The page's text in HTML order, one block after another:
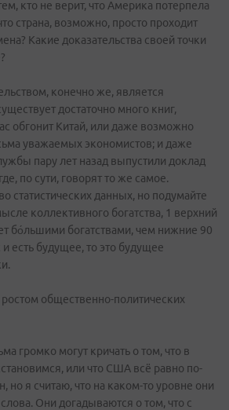
кто не верит, что Америка потерпела
страна, возможно, просто проходит
Какие доказательства своей точки
конечно же, является
достаточно много книг,
обгонит Китай, или даже возможно
уважаемых экономистов; и даже
пару лет назад выпустили доклад
по сути, говорят то же самое.
статистических данных, но подумайте
коллективного богатства, 1 верхний
бо́льшими богатствами, чем нижние 90
и есть будущее, то это будущее
общественно-политических
громко могут кричать о том, что в
или что США всё равно по-
но я считаю, что на каком-то уровне они
Они догадываются о том, что с